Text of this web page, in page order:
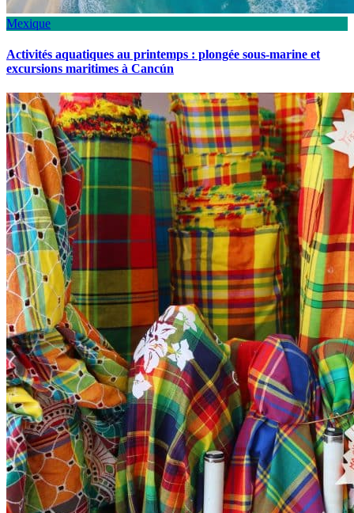
Mexique
Activités aquatiques au printemps : plongée sous-marine et
excursions maritimes à Cancún